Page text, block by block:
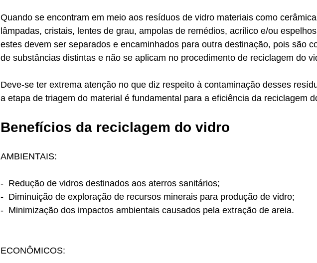
Quando se encontram em meio aos resíduos de vidro materiais como
lâmpadas, cristais, lentes de grau, ampolas de remédios, acrílico e/ou
estes devem ser separados e encaminhados para outra destinação, pois são
de substâncias distintas e não se aplicam no procedimento de reciclagem do
Deve-se ter extrema atenção no que diz respeito à contaminação desses
a etapa de triagem do material é fundamental para a eficiência da reciclagem
Benefícios da reciclagem do vidro
AMBIENTAIS:
-  Redução de vidros destinados aos aterros sanitários;
-  Diminuição de exploração de recursos minerais para produção de vidro;
-  Minimização dos impactos ambientais causados pela extração de areia.
ECONÔMICOS: